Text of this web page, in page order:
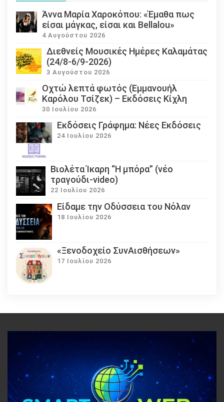
Άννα Μαρία Χαροκόπου: «Έμαθα πως
είσαι μάγκας, είσαι και Bellalou»
4 Αυγούστου 2026
Διεθνείς Μουσικές Ημέρες Καλαμάτας
(24/8-6/9-2026)
3 Αυγούστου 2026
Οχτώ λεπτά φωτός (Εμμανουήλ
Καρόλου Τσίζεκ) – Εκδόσεις Κίχλη
30 Ιουλίου 2026
Εκδόσεις Γράφημα: Νέες Εκδόσεις
24 Ιουλίου 2026
Βιολέτα Ίκαρη “Η μπόρα” (νέο
τραγούδι-video)
22 Ιουλίου 2026
Eίδαμε την Οδύσσεια του Νόλαν
18 Ιουλίου 2026
«Ξενοδοχείο ΣυνΑισθήσεων»
17 Ιουλίου 2026